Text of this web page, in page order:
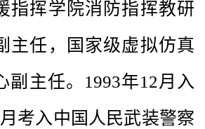
指挥学院消防指挥教研
主任，国家级虚拟仿真
副主任。1993年12月入
考入中国人民武装警察